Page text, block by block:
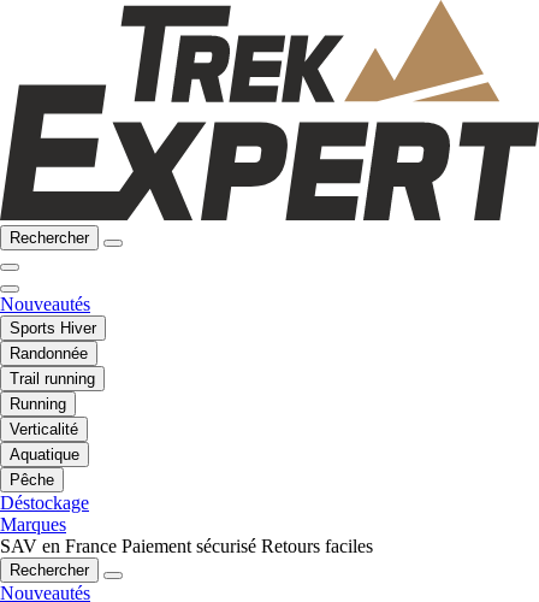
Rechercher
Nouveautés
Sports Hiver
Randonnée
Trail running
Running
Verticalité
Aquatique
Pêche
Déstockage
Marques
SAV en France Paiement sécurisé Retours faciles
Rechercher
Nouveautés